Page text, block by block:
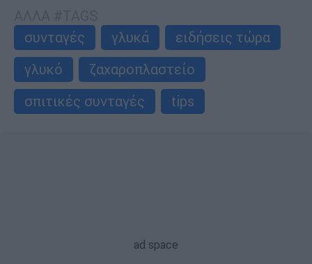
συνταγές
γλυκά
ειδήσεις τώρα
γλυκό
ζαχαροπλαστείο
σπιτικές συνταγές
tips